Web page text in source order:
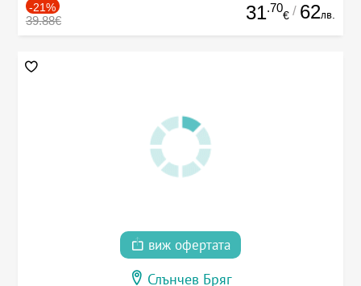
-21%
39.88€ 31.70
€ / 62лв.
виж офертата
Слънчев Бряг